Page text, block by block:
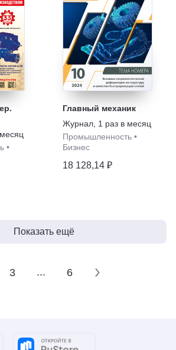
•
Главный механик
Журнал 1 раз в месяц
Промышленность •
Бизнес
18 128,14 ₽
Показать ещё
3 ... 6